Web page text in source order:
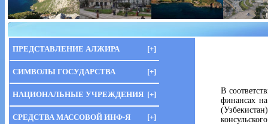
ПРЕДСТАВЛЕНИЕ АЛЖИРА [+]
СИМВОЛЫ ГОСУДАРСТВА [+]
НАЦИОНАЛЬНЫЕ УЧРЕЖДЕНИЯ [+]
СРЕДСТВА МАССОВОЙ ИНФ-Я [+]
В
финансах